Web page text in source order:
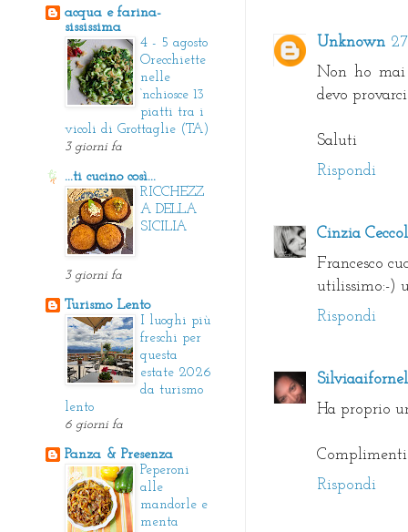
Unknown
Non ho
devo
Saluti
Rispondi
Cinzia
Francesco
utilissimo:-)
Rispondi
Ha proprio
Rispondi
acqua e farina-
sississima
4 - 5 agosto
Orecchiette
nelle
‘nchiosce 13
piatti tra i
vicoli di Grottaglie (TA)
3 giorni fa
...ti cucino così...
RICCHEZZ
A DELLA
SICILIA
3 giorni fa
Turismo Lento
I luoghi più
freschi per
questa
estate 2026
da turismo
lento
6 giorni fa
Panza & Presenza
Peperoni
alle
mandorle e
menta